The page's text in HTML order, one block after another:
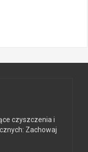
czyszczenia i
Zachowaj